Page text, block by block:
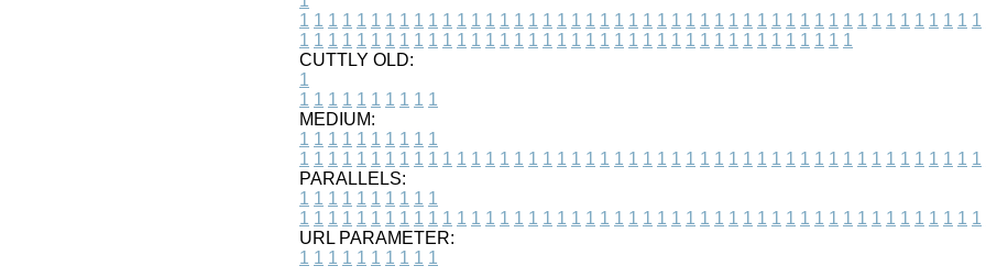
1 1 1 1 1 1 1 1 1 1 1 1 1 1 1 1 1 1 1 1 1 1 1 1 1 1 1 1 1 1 1 1 1 1 1 1 1 1 1 1 1 1 1 1 1 1 1 1
1 1 1 1 1 1 1 1 1 1 1 1 1 1 1 1 1 1 1 1 1 1 1 1 1 1 1 1 1 1 1 1 1 1 1 1 1 1 1
CUTTLY OLD:
1
1 1 1 1 1 1 1 1 1 1
MEDIUM:
1 1 1 1 1 1 1 1 1 1
1 1 1 1 1 1 1 1 1 1 1 1 1 1 1 1 1 1 1 1 1 1 1 1 1 1 1 1 1 1 1 1 1 1 1 1 1 1 1 1 1 1 1 1 1 1 1 1
PARALLELS:
1 1 1 1 1 1 1 1 1 1
1 1 1 1 1 1 1 1 1 1 1 1 1 1 1 1 1 1 1 1 1 1 1 1 1 1 1 1 1 1 1 1 1 1 1 1 1 1 1 1 1 1 1 1 1 1 1 1
URL PARAMETER:
1 1 1 1 1 1 1 1 1 1